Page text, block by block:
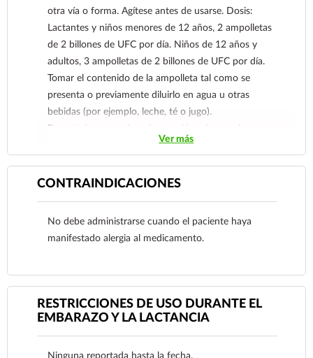
otra vía o forma. Agítese antes de usarse. Dosis:
Lactantes y niños menores de 12 años, 2 ampolletas
de 2 billones de UFC por día. Niños de 12 años y
adultos, 3 ampolletas de 2 billones de UFC por día.
Tomar el contenido de la ampolleta tal como se
presenta o previamente diluirlo en agua u otras
bebidas (por ejemplo, leche, té o jugo).
Reporte las sospechas de reacción adversa al
farmacovigilancia@cofepris.gob.mx
Ver más
CONTRAINDICACIONES
No debe administrarse cuando el paciente haya
manifestado alergia al medicamento.
RESTRICCIONES DE USO DURANTE EL
EMBARAZO Y LA LACTANCIA
Ninguna reportada hasta la fecha.